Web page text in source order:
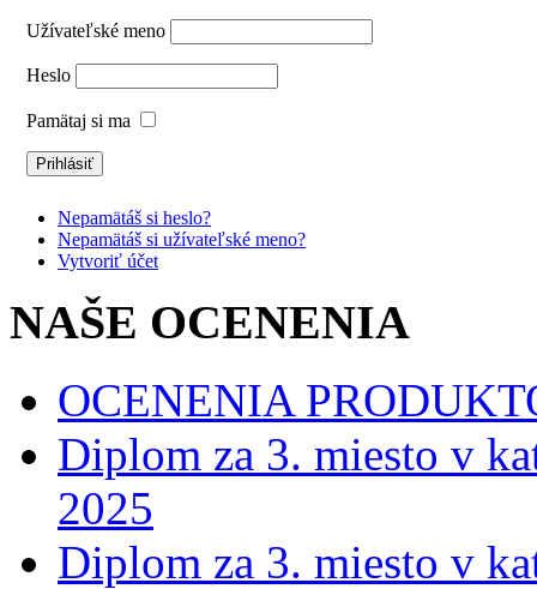
Užívateľské meno
Heslo
Pamätaj si ma
Nepamätáš si heslo?
Nepamätáš si užívateľské meno?
Vytvoriť účet
NAŠE OCENENIA
OCENENIA
Diplom za 3. miesto v
2025
Diplom za 3. miesto v